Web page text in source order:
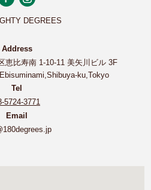
DEGREES
Address
恵比寿南 1-10-11 美矢川ビル 3F
ku,Tokyo
Tel
5724-3771
Email